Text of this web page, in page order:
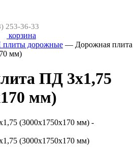
253-36-33
корзина
дорожные — Дорожная плита
мм)
ПД 3х1,75
мм)